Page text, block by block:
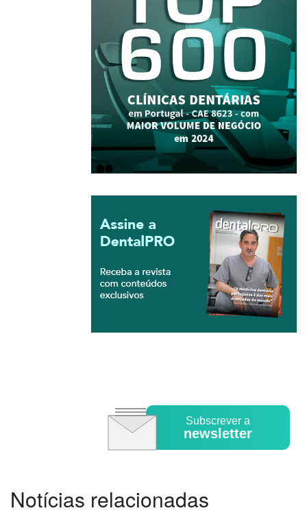
Subscrever a
newsletter
Notícias relacionadas